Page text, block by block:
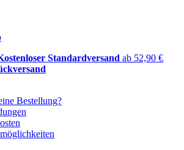
Standardversand ab 52,90 €
Bestellung?